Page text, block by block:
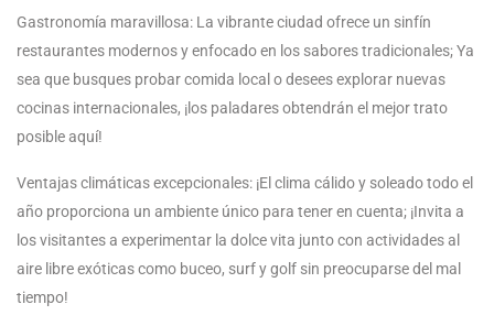
Gastronomía maravillosa: La vibrante ciudad ofrece un sinfín
restaurantes modernos y enfocado en los sabores tradicionales; Ya
sea que busques probar comida local o desees explorar nuevas
cocinas internacionales, ¡los paladares obtendrán el mejor trato
posible aquí!
Ventajas climáticas excepcionales: ¡El clima cálido y soleado todo el
año proporciona un ambiente único para tener en cuenta; ¡Invita a
los visitantes a experimentar la dolce vita junto con actividades al
aire libre exóticas como buceo, surf y golf sin preocuparse del mal
tiempo!